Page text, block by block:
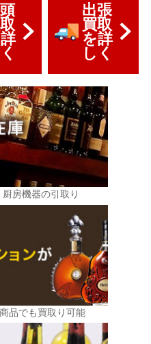
出張
買取
を詳
しく
房機器の引取り
品でも買取り可能